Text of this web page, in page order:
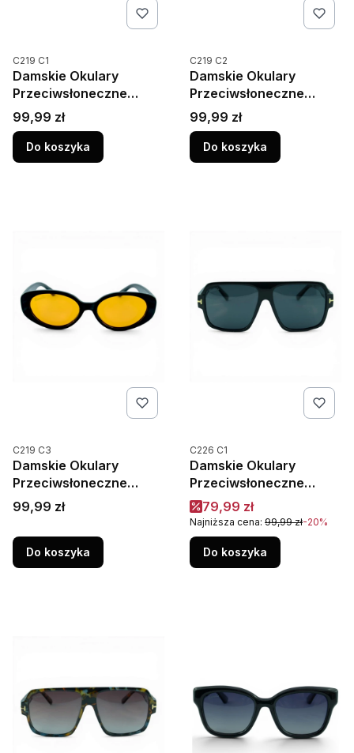
Kod produktu
C219 C1
Damskie Okulary
Przeciwsłoneczne
Polaryzacja UV400
Camilla C219C1 Czarne
Cena
99,99 zł
Do koszyka
Kod produktu
C219 C2
Damskie Okulary
Przeciwsłoneczne
Polaryzacja UV400
Camilla C219C2 Szylkret
Cena
99,99 zł
Do koszyka
Kod produktu
C219 C3
Damskie Okulary
Przeciwsłoneczne
Polaryzacja UV400
Camilla C219C3 Żółte
Cena
99,99 zł
Do koszyka
Kod produktu
C226 C1
Damskie Okulary
Przeciwsłoneczne
Polaryzacja UV400
Camilla C226C1 Czarne
Cena promocyjna
79,99 zł
Najniższa cena: 99,99 zł-20%
Do koszyka